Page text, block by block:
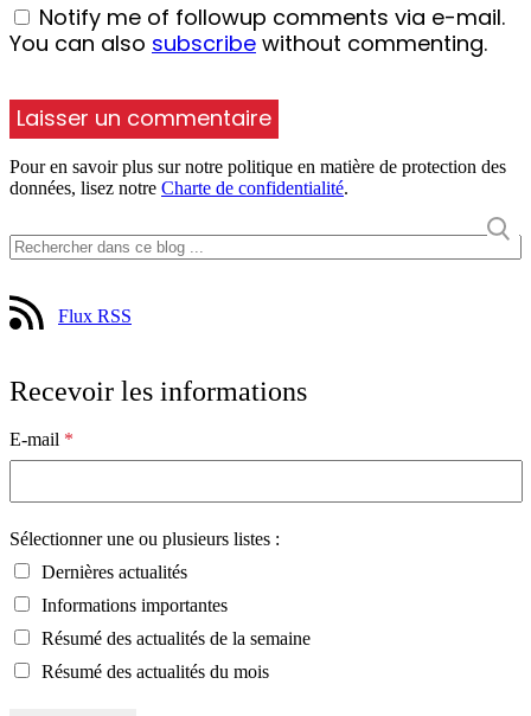
Notify me of followup comments via e-mail.
You can also subscribe without commenting.
Pour en savoir plus sur notre politique en matière de protection des
données, lisez notre Charte de confidentialité.
Flux RSS
Recevoir les informations
E-mail *
Sélectionner une ou plusieurs listes :
Dernières actualités
Informations importantes
Résumé des actualités de la semaine
Résumé des actualités du mois